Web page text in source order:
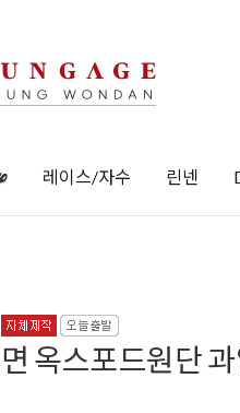
레이스/자수 린넨
면 옥스포드원단